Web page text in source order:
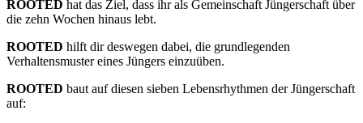
ROOTED hat das Ziel, dass ihr als Gemeinschaft Jüngerschaft über
die zehn Wochen hinaus lebt.
ROOTED hilft dir deswegen dabei, die grundlegenden
Verhaltensmuster eines Jüngers einzuüben.
ROOTED baut auf diesen sieben Lebensrhythmen der Jüngerschaft
auf: